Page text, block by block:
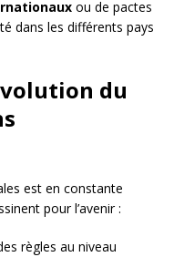
ou de pactes
dans les différents pays
du
est en constante
pour l’avenir :
règles au niveau